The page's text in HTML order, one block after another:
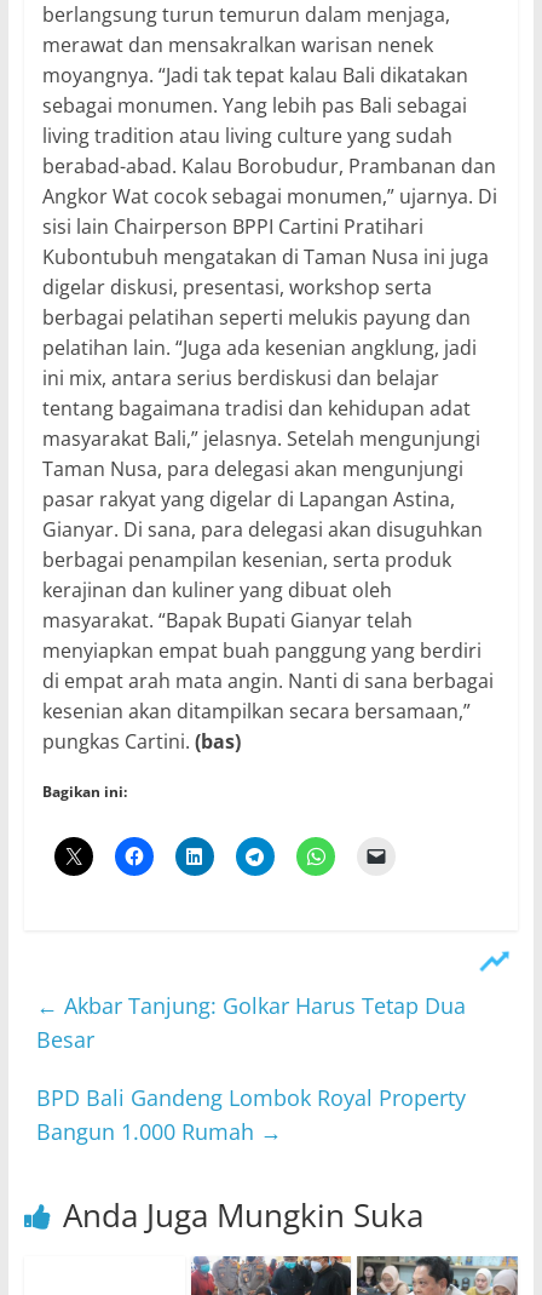
berlangsung turun temurun dalam menjaga,
merawat dan mensakralkan warisan nenek
moyangnya. “Jadi tak tepat kalau Bali dikatakan
sebagai monumen. Yang lebih pas Bali sebagai
living tradition atau living culture yang sudah
berabad-abad. Kalau Borobudur, Prambanan dan
Angkor Wat cocok sebagai monumen,” ujarnya. Di
sisi lain Chairperson BPPI Cartini Pratihari
Kubontubuh mengatakan di Taman Nusa ini juga
digelar diskusi, presentasi, workshop serta
berbagai pelatihan seperti melukis payung dan
pelatihan lain. “Juga ada kesenian angklung, jadi
ini mix, antara serius berdiskusi dan belajar
tentang bagaimana tradisi dan kehidupan adat
masyarakat Bali,” jelasnya. Setelah mengunjungi
Taman Nusa, para delegasi akan mengunjungi
pasar rakyat yang digelar di Lapangan Astina,
Gianyar. Di sana, para delegasi akan disuguhkan
berbagai penampilan kesenian, serta produk
kerajinan dan kuliner yang dibuat oleh
masyarakat. “Bapak Bupati Gianyar telah
menyiapkan empat buah panggung yang berdiri
di empat arah mata angin. Nanti di sana berbagai
kesenian akan ditampilkan secara bersamaan,”
pungkas Cartini. (bas)
Bagikan ini:
← Akbar Tanjung: Golkar Harus Tetap Dua
Besar
BPD Bali Gandeng Lombok Royal Property
Bangun 1.000 Rumah →
Anda Juga Mungkin Suka